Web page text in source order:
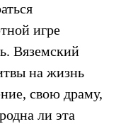
игре
Вяземский
на жизнь
свою драму,
ли эта